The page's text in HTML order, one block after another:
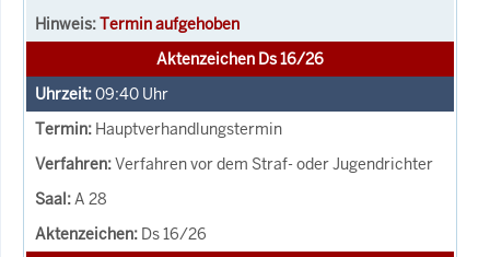
Termin aufgehoben
Aktenzeichen Ds 16/26
09:40 Uhr
Hauptverhandlungstermin
Verfahren vor dem Straf- oder Jugendrichter
A 28
Ds 16/26